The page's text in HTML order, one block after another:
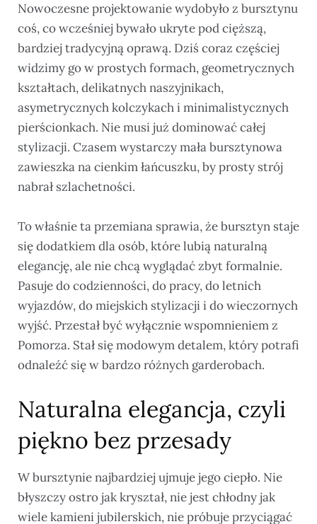
Nowoczesne projektowanie wydobyło z bursztynu
coś, co wcześniej bywało ukryte pod cięższą,
bardziej tradycyjną oprawą. Dziś coraz częściej
widzimy go w prostych formach, geometrycznych
kształtach, delikatnych naszyjnikach,
asymetrycznych kolczykach i minimalistycznych
pierścionkach. Nie musi już dominować całej
stylizacji. Czasem wystarczy mała bursztynowa
zawieszka na cienkim łańcuszku, by prosty strój
nabrał szlachetności.
To właśnie ta przemiana sprawia, że bursztyn staje
się dodatkiem dla osób, które lubią naturalną
elegancję, ale nie chcą wyglądać zbyt formalnie.
Pasuje do codzienności, do pracy, do letnich
wyjazdów, do miejskich stylizacji i do wieczornych
wyjść. Przestał być wyłącznie wspomnieniem z
Pomorza. Stał się modowym detalem, który potrafi
odnaleźć się w bardzo różnych garderobach.
Naturalna elegancja, czyli
piękno bez przesady
W bursztynie najbardziej ujmuje jego ciepło. Nie
błyszczy ostro jak kryształ, nie jest chłodny jak
wiele kamieni jubilerskich, nie próbuje przyciągać